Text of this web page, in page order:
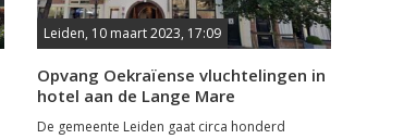
Leiden, 10 maart 2023, 17:09
Opvang Oekraïense vluchtelingen in
hotel aan de Lange Mare
De gemeente Leiden gaat circa honderd